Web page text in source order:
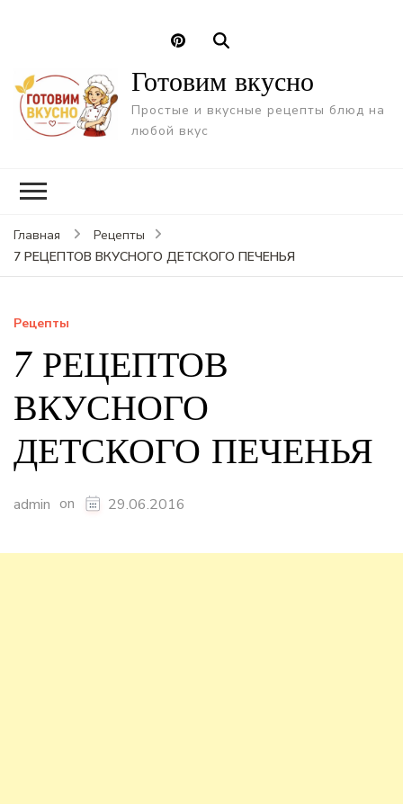
Готовим вкусно
Простые и вкусные рецепты блюд на
любой вкус
Главная
Рецепты
7 РЕЦЕПТОВ ВКУСНОГО ДЕТСКОГО ПЕЧЕНЬЯ
Рецепты
7 РЕЦЕПТОВ
ВКУСНОГО
ДЕТСКОГО ПЕЧЕНЬЯ
admin on 29.06.2016